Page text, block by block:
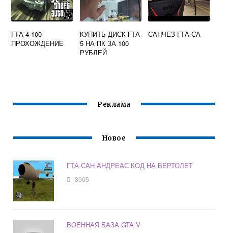
ГТА 4 100
ПРОХОЖДЕНИЕ
КУПИТЬ ДИСК ГТА
5 НА ПК ЗА 100
РУБЛЕЙ
САНЧЕЗ ГТА СА
Реклама
Новое
ГТА САН АНДРЕАС КОД НА ВЕРТОЛЕТ
3965
ВОЕННАЯ БАЗА GTA V